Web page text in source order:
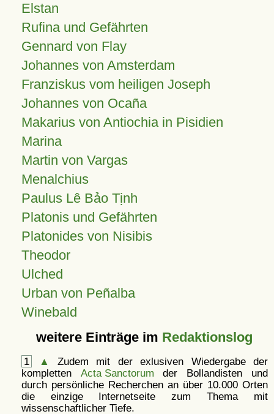
Elstan
Rufina und Gefährten
Gennard von Flay
Johannes von Amsterdam
Franziskus vom heiligen Joseph
Johannes von Ocaña
Makarius von Antiochia in Pisidien
Marina
Martin von Vargas
Menalchius
Paulus Lê Bảo Tịnh
Platonis und Gefährten
Platonides von Nisibis
Theodor
Ulched
Urban von Peñalba
Winebald
weitere Einträge im Redaktionslog
1 ▲
Zudem mit der exlusiven Wiedergabe der
kompletten Acta Sanctorum der Bollandisten und
durch persönliche Recherchen an über 10.000 Orten
die einzige Internetseite zum Thema mit
wissenschaftlicher Tiefe.